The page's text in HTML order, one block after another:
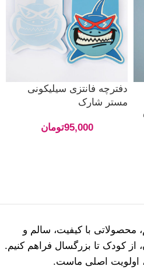
دفترچه فانتزی سیلیکونی
مستر شارک
95,000تومان
محصولاتی با کیفیت، سالم و
از کودک تا بزرگسال فراهم کنیم.
اولویت اصلی ماست.